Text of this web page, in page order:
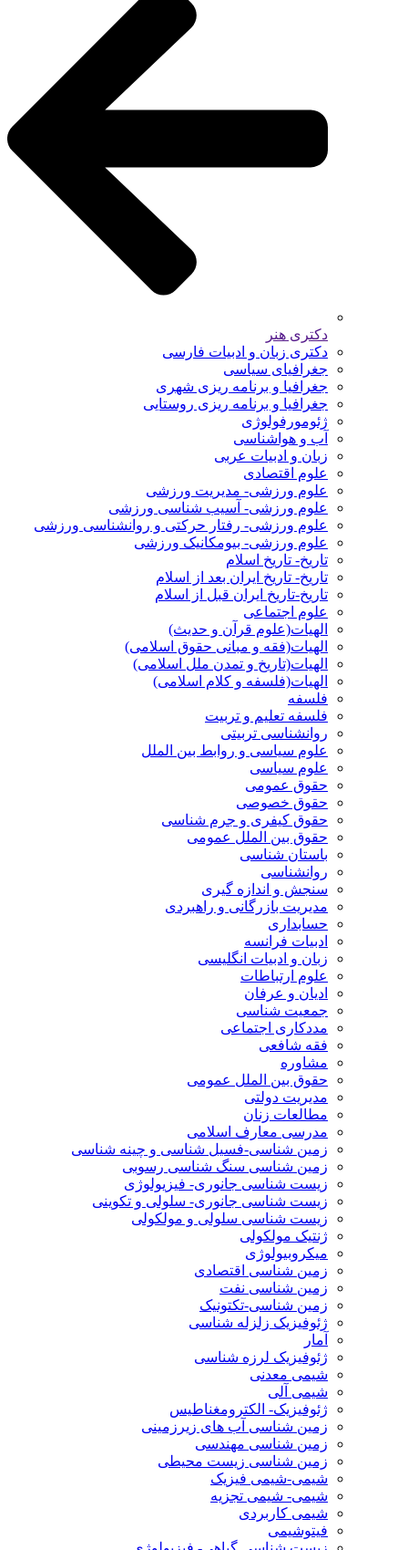
دکتری هنر
دکتری زبان و ادبیات فارسی
جغرافیای سیاسی
جغرافیا و برنامه ریزی شهری
جغرافیا و برنامه ریزی روستایی
ژئومورفولوژی
آب و هواشناسی
زبان و ادبیات عربی
علوم اقتصادی
علوم ورزشی- مدیریت ورزشی
علوم ورزشی- آسیب شناسی ورزشی
علوم ورزشی- رفتار حرکتی و روانشناسی ورزشی
علوم ورزشی- بیومکانیک ورزشی
تاریخ- تاریخ اسلام
تاریخ- تاریخ ایران بعد از اسلام
تاریخ-تاریخ ایران قبل از اسلام
علوم اجتماعی
الهیات(علوم قرآن و حدیث)
الهیات(فقه و مبانی حقوق اسلامی)
الهیات(تاریخ و تمدن ملل اسلامی)
الهیات(فلسفه و کلام اسلامی)
فلسفه
فلسفه تعلیم و تربیت
روانشناسی تربیتی
علوم سیاسی و روابط بین الملل
علوم سیاسی
حقوق عمومی
حقوق خصوصی
حقوق کیفری و جرم شناسی
حقوق بین الملل عمومی
باستان شناسی
روانشناسی
سنجش و اندازه گیری
مدیریت بازرگانی و راهبردی
حسابداری
ادبیات فرانسه
زبان و ادبیات انگلیسی
علوم ارتباطات
ادیان و عرفان
جمعیت شناسی
مددکاری اجتماعی
فقه شافعی
مشاوره
حقوق بین الملل عمومی
مدیریت دولتی
مطالعات زنان
مدرسی معارف اسلامی
زمین شناسی-فسیل شناسی و چینه شناسی
زمین شناسی سنگ شناسی رسوبی
زیست شناسی جانوری- فیزیولوژی
زیست شناسی جانوری- سلولی و تکوینی
زیست شناسی سلولی و مولکولی
ژنتیک مولکولی
میکروبیولوژی
زمین شناسی اقتصادی
زمین شناسی نفت
زمین شناسی-تکتونیک
ژئوفیزیک زلزله شناسی
آمار
ژئوفیزیک لرزه شناسی
شیمی معدنی
شیمی آلی
ژئوفیزیک- الکترومغناطیس
زمین شناسی آب های زیرزمینی
زمین شناسی مهندسی
زمین شناسی زیست محیطی
شیمی-شیمی فیزیک
شیمی- شیمی تجزیه
شیمی کاربردی
فیتوشیمی